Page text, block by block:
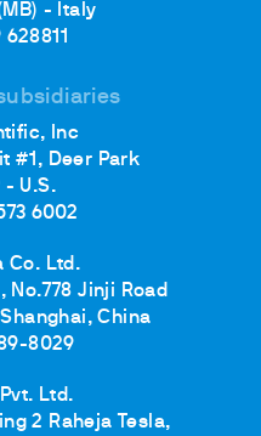
- Italy
628811
Inc
#1, Deer Park
- U.S.
6002
Co. Ltd.
No.778 Jinji Road
China
8029
Ltd.
2 Raheja Tesla,